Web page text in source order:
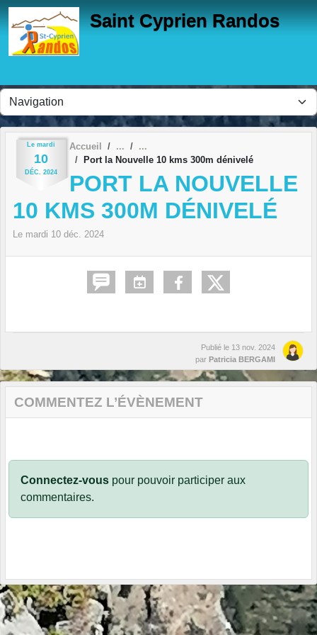
Saint Cyprien Randos
Le mardi
10
DÉC. 2024
Accueil
Port la Nouvelle 10 kms 300m dénivelé
PORT LA NOUVELLE
10 KMS 300M DÉNIVELÉ
Le mardi 10 déc. 2024
Publié le 13 nov. 2024
par Patricia BERGAMI
COMMENTEZ L’ÉVÈNEMENT
Connectez-vous pour pouvoir participer aux
commentaires.
Panneau de gestion des cookies